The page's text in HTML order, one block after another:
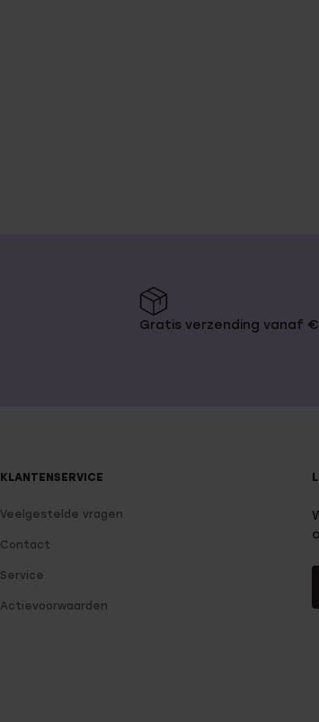
Gratis verzending vanaf
KLANTENSERVICE
Veelgestelde vragen
Contact
Service
Actievoorwaarden